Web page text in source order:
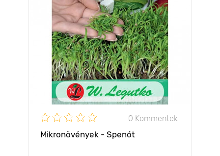
0 Kommentek
Mikronövények - Spenót